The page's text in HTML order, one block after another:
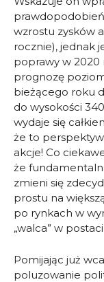
wzrostu zysków
rocznie), jednak
poprawy w 2020
prognozę
bieżącego roku
do wysokości
wydaje się
że to
akcje! Co
że
zmieni się
prostu na
po rynkach w
„walca” w
Pomijając już
poluzowanie